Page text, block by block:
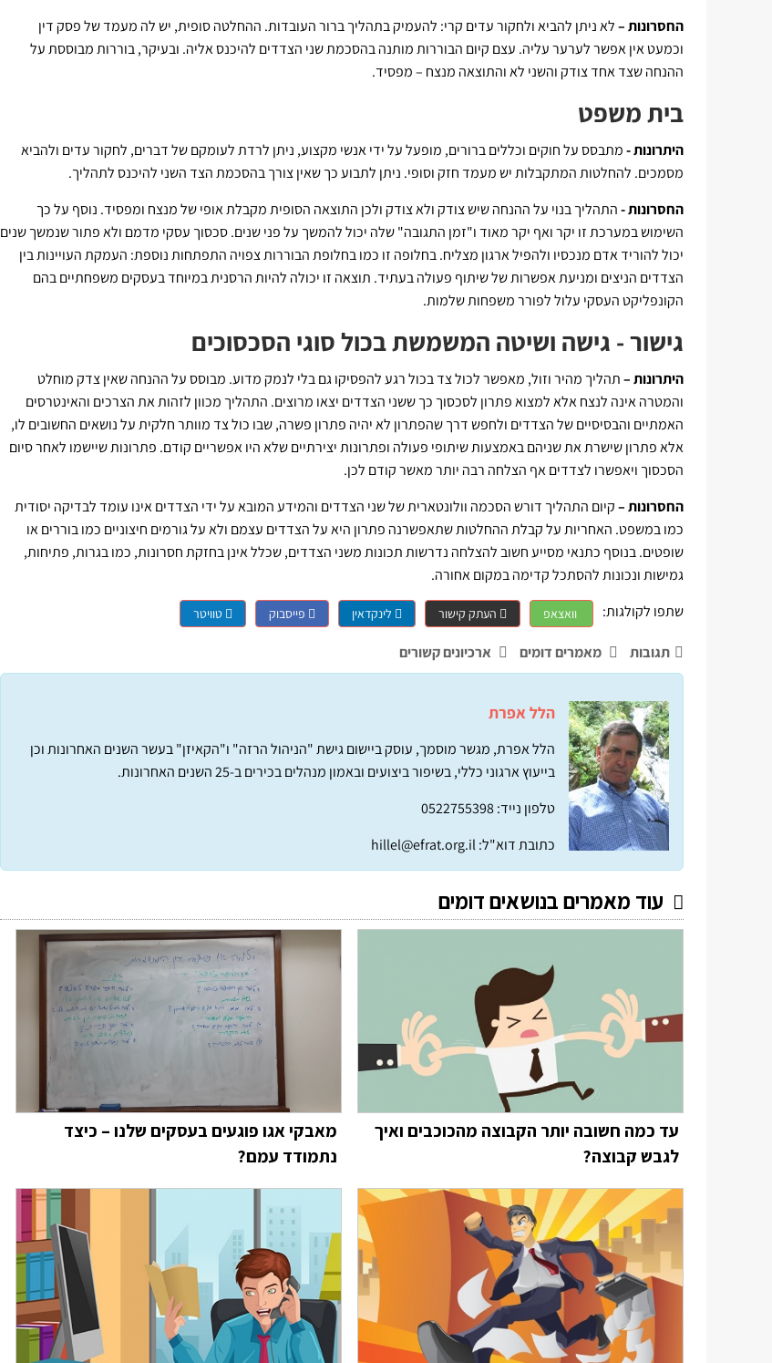
החסרונות –לא ניתן להביא ולחקור עדים קרי: להעמיק בתהליך ברור העובדות. ההחלטה סופית, יש לה מעמד של פסק דין
וכמעט אין אפשר לערער עליה. עצם קיום הבוררות מותנה בהסכמת שני הצדדים להיכנס אליה. ובעיקר, בוררות מבוססת על
ההנחה שצד אחד צודק והשני לא והתוצאה מנצח – מפסיד.
בית משפט
היתרונות -מתבסס על חוקים וכללים ברורים, מופעל על ידי אנשי מקצוע, ניתן לרדת לעומקם של דברים, לחקור עדים ולהביא
מסמכים. להחלטות המתקבלות יש מעמד חזק וסופי. ניתן לתבוע כך שאין צורך בהסכמת הצד השני להיכנס לתהליך.
החסרונות -התהליך בנוי על ההנחה שיש צודק ולא צודק ולכן התוצאה הסופית מקבלת אופי של מנצח ומפסיד. נוסף על כך
השימוש במערכת זו יקר ואף יקר מאוד ו"זמן התגובה" שלה יכול להמשך על פני שנים. סכסוך עסקי מדמם ולא פתור שנמשך שנים
יכול להוריד אדם מנכסיו ולהפיל ארגון מצליח. בחלופה זו כמו בחלופת הבוררות צפויה התפתחות נוספת: העמקת העויינות בין
הצדדים הניצים ומניעת אפשרות של שיתוף פעולה בעתיד. תוצאה זו יכולה להיות הרסנית במיוחד בעסקים משפחתיים בהם
הקונפליקט העסקי עלול לפורר משפחות שלמות.
גישור - גישה ושיטה המשמשת בכול סוגי הסכסוכים
היתרונות –תהליך מהיר וזול, מאפשר לכול צד בכול רגע להפסיקו גם בלי לנמק מדוע. מבוסס על ההנחה שאין צדק מוחלט
והמטרה אינה לנצח אלא למצוא פתרון לסכסוך כך ששני הצדדים יצאו מרוצים. התהליך מכוון לזהות את הצרכים והאינטרסים
האמתיים והבסיסיים של הצדדים ולחפש דרך שהפתרון לא יהיה פתרון פשרה, שבו כול צד מוותר חלקית על נושאים החשובים לו,
אלא פתרון שישרת את שניהם באמצעות שיתופי פעולה ופתרונות יצירתיים שלא היו אפשריים קודם. פתרונות שיישמו לאחר סיום
הסכסוך ויאפשרו לצדדים אף הצלחה רבה יותר מאשר קודם לכן.
החסרונות –קיום התהליך דורש הסכמה וולונטארית של שני הצדדים והמידע המובא על ידי הצדדים אינו עומד לבדיקה יסודית
כמו במשפט. האחריות על קבלת ההחלטות שתאפשרנה פתרון היא על הצדדים עצמם ולא על גורמים חיצוניים כמו בוררים או
שופטים. בנוסף כתנאי מסייע חשוב להצלחה נדרשות תכונות משני הצדדים, שכלל אינן בחזקת חסרונות, כמו בגרות, פתיחות,
גמישות ונכונות להסתכל קדימה במקום אחורה.
שתפו לקולגות:
וואצאפ העתק קישור לינקדאין פייסבוק טוויטר
תגובות מאמרים דומים ארכיונים קשורים
הלל אפרת
הלל אפרת, מגשר מוסמך, עוסק ביישום גישת "הניהול הרזה" ו"הקאיזן" בעשר השנים האחרונות וכן
בייעוץ ארגוני כללי, בשיפור ביצועים ובאמון מנהלים בכירים ב-25 השנים האחרונות.
טלפון נייד: 0522755398
כתובת דוא"ל:hillel@efrat.org.il
עוד מאמרים בנושאים דומים
עד כמה חשובה יותר הקבוצה מהכוכבים ואיך
לגבש קבוצה?
מאבקי אגו פוגעים בעסקים שלנו – כיצד
נתמודד עמם?